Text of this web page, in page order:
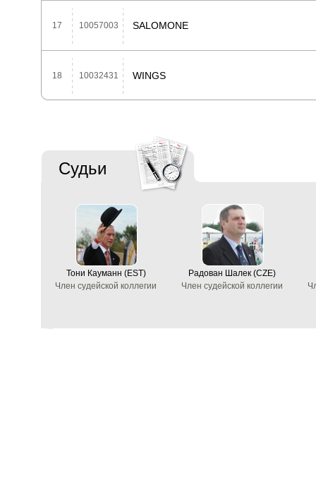
17 10057003 SALOMONE
18 10032431 WINGS
Судьи
Тони Кауманн (EST)
Член судейской коллегии
Радован Шалек (CZE)
Член судейской коллегии